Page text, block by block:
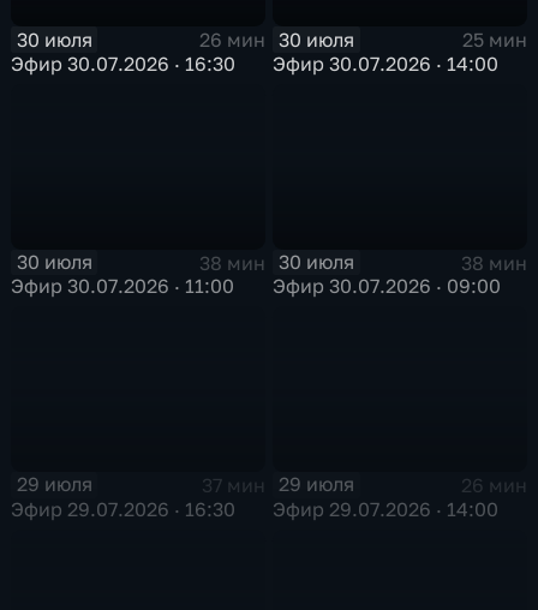
30 июля
26 мин
Эфир 30.07.2026 · 16:30
30 июля
25 мин
Эфир 30.07.2026 · 14:00
30 июля
38 мин
Эфир 30.07.2026 · 11:00
30 июля
38 мин
Эфир 30.07.2026 · 09:00
29 июля
37 мин
Эфир 29.07.2026 · 16:30
29 июля
26 мин
Эфир 29.07.2026 · 14:00